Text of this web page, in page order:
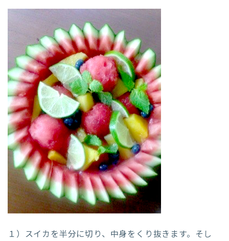
１）スイカを半分に切り、中身をくり抜きます。そし